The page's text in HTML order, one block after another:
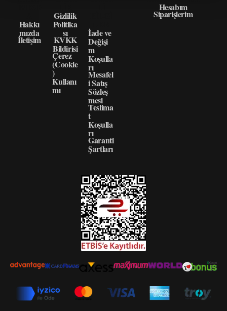
Hakkı
mızda
İletişim
Gizlilik
Politika
sı
KVKK
Bildirisi
Çerez
(Cookie
)
Kullanı
mı
İade ve
Değişi
m
Koşulla
rı
Mesafel
i Satış
Sözleş
mesi
Teslima
t
Koşulla
rı
Garanti
Şartları
Hesabım
Siparişlerim